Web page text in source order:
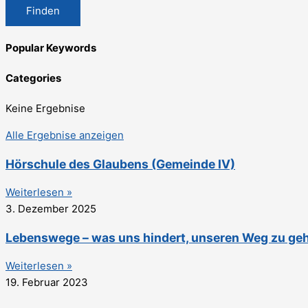
Finden
Popular Keywords
Categories
Keine Ergebnise
Alle Ergebnise anzeigen
Hörschule des Glaubens (Gemeinde IV)
Weiterlesen »
3. Dezember 2025
Lebenswege – was uns hindert, unseren Weg zu
Weiterlesen »
19. Februar 2023